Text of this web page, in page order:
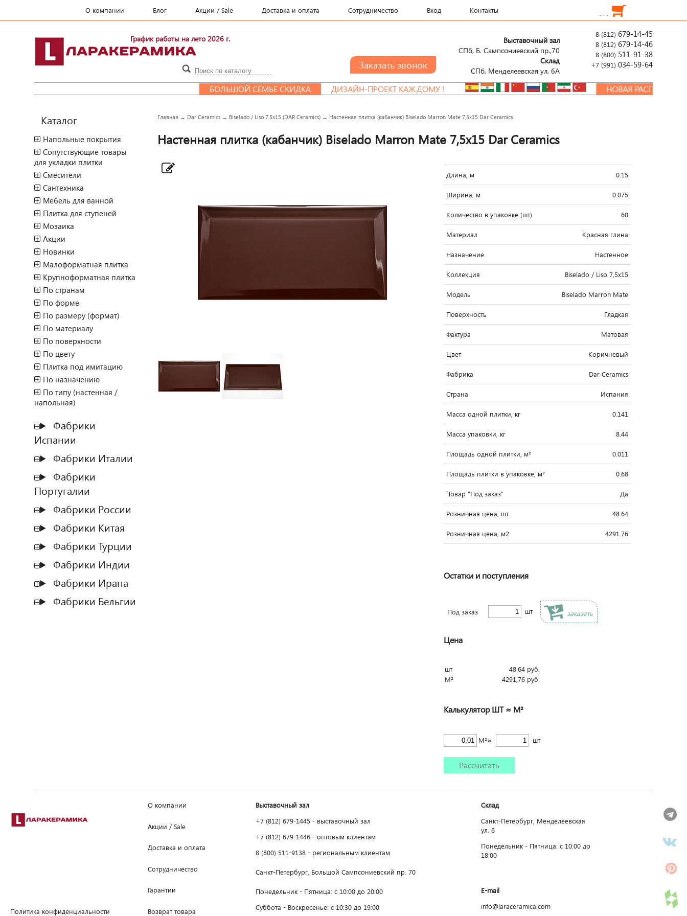
О компании Блог Акции / Sale Доставка и оплата Сотрудничество Вход Контакты . . .
График работы на лето 2026 г. 8 (812) 679-14-45
8 (812) 679-14-46
8 (800) 511-91-38
+7 (991) 034-59-64
Выставочный зал
СПб, Б. Сампсониевский пр.,70
Склад
СПб, Менделеевcкая ул, 6А
БОЛЬШОЙ СЕМЬЕ СКИДКА ДИЗАЙН-ПРОЕКТ КАЖДОМУ ! НОВАЯ РАСПРОДАЖА!!!
Каталог
Напольные покрытия
Сопутствующие товары
для укладки плитки
Смесители
Сантехника
Мебель для ванной
Плитка для ступеней
Мозаика
Акции
Новинки
Малоформатная плитка
Крупноформатная плитка
По странам
По форме
По размеру (формат)
По материалу
По поверхности
По цвету
Плитка под имитацию
По назначению
По типу (настенная /
напольная)
Фабрики
Испании
Фабрики Италии
Фабрики
Португалии
Фабрики России
Фабрики Китая
Фабрики Турции
Фабрики Индии
Фабрики Ирана
Фабрики Бельгии
Главная → Dar Ceramics → Biselado / Liso 7.5x15 (DAR Ceramics) → Настенная плитка (кабанчик) Biselado Marron Mate 7,5x15 Dar Ceramics
Настенная плитка (кабанчик) Biselado Marron Mate 7,5x15 Dar Ceramics
Длина, м 0.15
Ширина, м 0.075
Количество в упаковке (шт) 60
Материал Красная глина
Назначение Настенное
Коллекция Biselado / Liso 7,5x15
Модель Biselado Marron Mate
Поверхность Гладкая
Фактура Матовая
Цвет Коричневый
Фабрика Dar Ceramics
Страна Испания
Масса одной плитки, кг 0.141
Масса упаковки, кг 8.44
Площадь одной плитки, м² 0.011
Площадь плитки в упаковке, м² 0.68
`Товар "Под заказ" Да
Розничная цена, шт 48.64
Розничная цена, м2 4291.76
Остатки и поступления
Под заказ шт заказать
Цена
шт 48.64руб.
М²
4291,76руб.
Калькулятор ШТ ≈ М²
М²≈ шт
Рассчитать
Политика конфиденциальности
О компании
Акции / Sale
Доставка и оплата
Сотрудничество
Гарантии
Возврат товара
Выставочный зал
+7 (812) 679-1445 - выставочный зал
+7 (812) 679-1446 - оптовым клиентам
8 (800) 511-9138 - региональным клиентам
Санкт-Петербург, Большой Сампсониевский пр. 70
Понедельник - Пятница: с 10:00 до 20:00
Суббота - Воскресенье: с 10:30 до 19:00
Склад
Санкт-Петербург, Менделеевская
ул. 6
Понедельник - Пятница: c 10:00 до
18:00
E-mail
info@laraceramica.com